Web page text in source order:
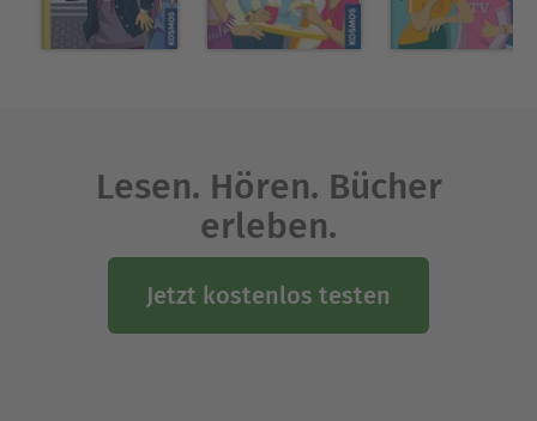
Lesen. Hören. Bücher
erleben.
Jetzt kostenlos testen